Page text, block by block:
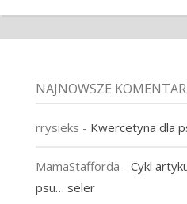
NAJNOWSZE
rrysieks - Kwercetyna dla
MamaStafforda - Cykl
psu… seler